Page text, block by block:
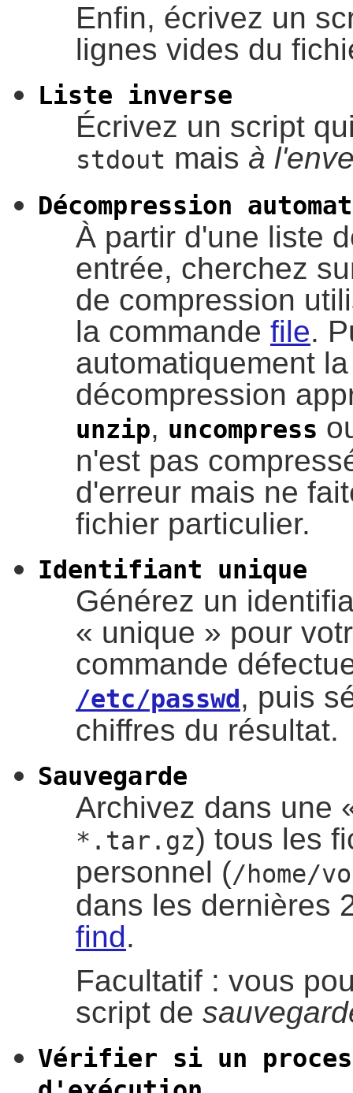
Enfin, écrivez un
lignes vides du
Liste inverse
Écrivez un script
stdout mais à
Décompression
À partir d'une liste
entrée, cherchez
de compression
la commande file.
automatiquement
décompression
unzip, uncompress
n'est pas
d'erreur mais ne
fichier particulier.
Identifiant unique
Générez un
« unique » pour
commande
/etc/passwd , puis
chiffres du résultat.
Sauvegarde
Archivez dans une
*.tar.gz) tous les
personnel (/home/
dans les dernières
find.
Facultatif : vous
script de
Vérifier si un